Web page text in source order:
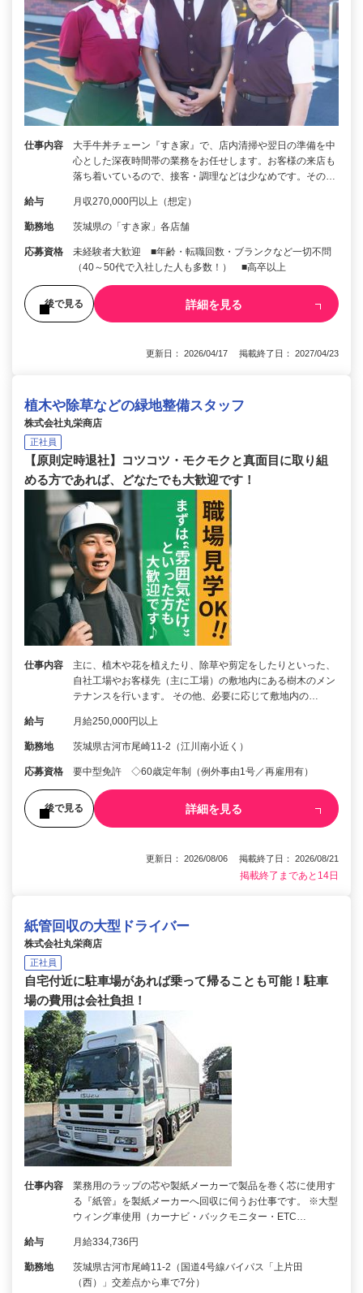
仕事内容
大手牛丼チェーン『すき家』で、店内清掃や翌日の準備を中
心とした深夜時間帯の業務をお任せします。お客様の来店も
落ち着いているので、接客・調理などは少なめです。その…
給与 月収270,000円以上（想定）
勤務地 茨城県の「すき家」各店舗
応募資格
未経験者大歓迎 ■年齢・転職回数・ブランクなど一切不問
（40～50代で入社した人も多数！） ■高卒以上
後で見る 詳細を見る
更新日： 2026/04/17 掲載終了日： 2027/04/23
植木や除草などの緑地整備スタッフ
株式会社丸栄商店
正社員
【原則定時退社】コツコツ・モクモクと真面目に取り組
める方であれば、どなたでも大歓迎です！
仕事内容
主に、植木や花を植えたり、除草や剪定をしたりといった、
自社工場やお客様先（主に工場）の敷地内にある樹木のメン
テナンスを行います。 その他、必要に応じて敷地内の…
給与 月給250,000円以上
勤務地 茨城県古河市尾崎11-2（江川南小近く）
応募資格 要中型免許 ◇60歳定年制（例外事由1号／再雇用有）
後で見る 詳細を見る
更新日： 2026/08/06 掲載終了日： 2026/08/21
掲載終了まであと14日
紙管回収の大型ドライバー
株式会社丸栄商店
正社員
自宅付近に駐車場があれば乗って帰ることも可能！駐車
場の費用は会社負担！
仕事内容
業務用のラップの芯や製紙メーカーで製品を巻く芯に使用す
る『紙管』を製紙メーカーへ回収に伺うお仕事です。 ※大型
ウィング車使用（カーナビ・バックモニター・ETC…
給与 月給334,736円
勤務地
茨城県古河市尾崎11-2（国道4号線バイパス「上片田
（西）」交差点から車で7分）